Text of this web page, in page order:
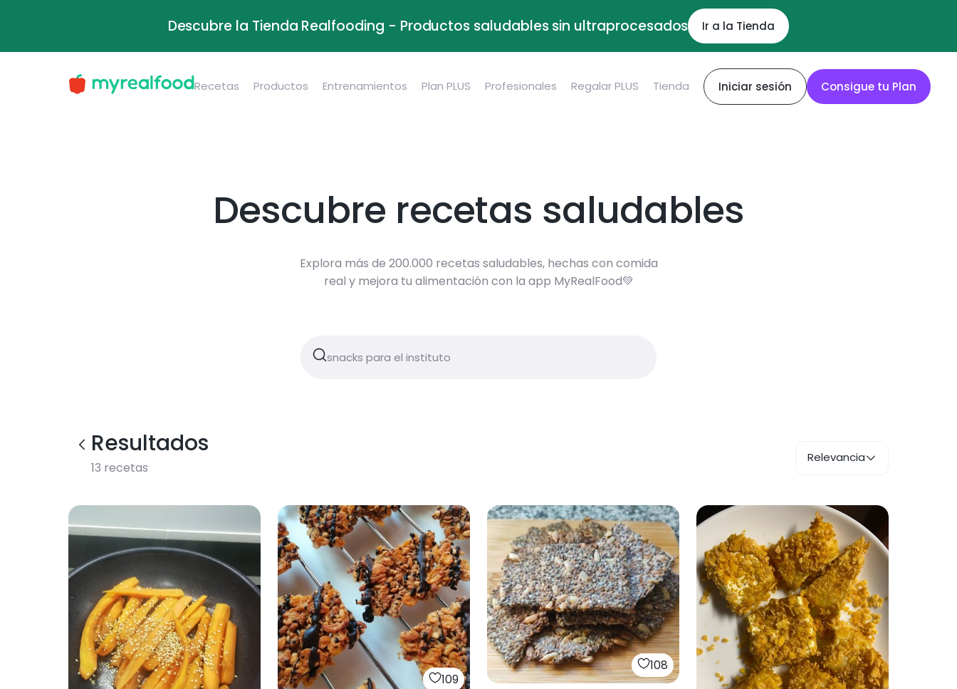
Descubre la Tienda Realfooding - Productos saludables sin ultraprocesados Ir a la Tienda
Recetas Productos Entrenamientos Plan PLUS Profesionales Regalar PLUS Tienda Iniciar sesión Consigue tu Plan
Descubre recetas saludables
Explora más de 200.000 recetas saludables, hechas con comida
real y mejora tu alimentación con la app MyRealFood💚
Resultados
13 recetas
Relevancia
109
108